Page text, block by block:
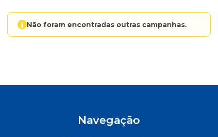
Não foram encontradas outras campanhas.
Navegação